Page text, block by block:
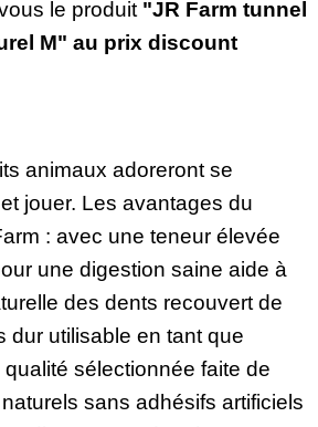
le produit "JR Farm tunnel
M" au prix discount
animaux adoreront se
jouer. Les avantages du
: avec une teneur élevée
une digestion saine aide à
des dents recouvert de
dur utilisable en tant que
sélectionnée faite de
sans adhésifs artificiels